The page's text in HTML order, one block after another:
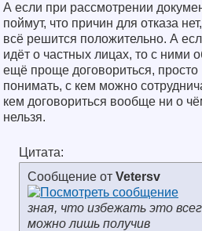
А если при рассмотрении
поймут, что причин для отказа
всё решится положительно. А
идёт о частных лицах, то с ними
ещё проще договориться, просто
понимать, с кем можно
кем договориться вообще ни о
нельзя.
Цитата:
Сообщение от Vetersv
зная, что избежать это
можно лишь получив